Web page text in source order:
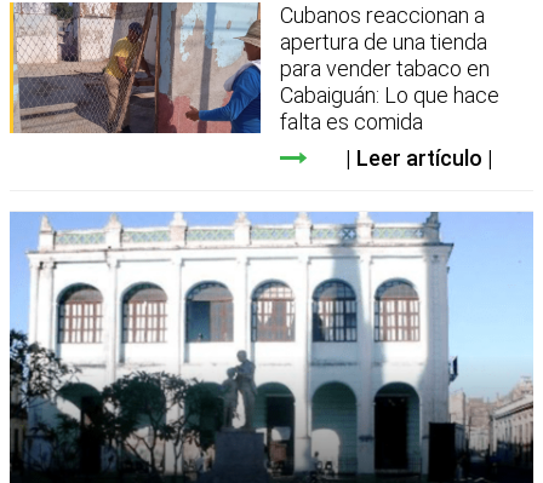
Cubanos reaccionan a
apertura de una tienda
para vender tabaco en
Cabaiguán: Lo que hace
falta es comida
Leer artículo